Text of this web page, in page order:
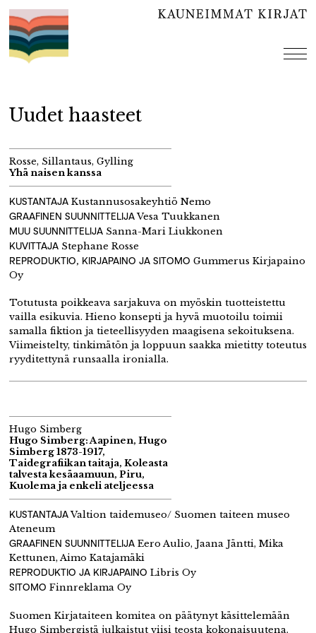
Hyppää
sisältöön
Uudet haasteet
Rosse, Sillantaus, Gylling
Yhä naisen kanssa
KUSTANTAJA Kustannusosakeyhtiö Nemo
GRAAFINEN SUUNNITTELIJAVesa Tuukkanen
MUU SUUNNITTELIJA Sanna-Mari Liukkonen
KUVITTAJA Stephane Rosse
REPRODUKTIO, KIRJAPAINO JA SITOMO Gummerus Kirjapaino
Oy
Totutusta poikkeava sarjakuva on myöskin tuotteistettu
vailla esikuvia. Hieno konsepti ja hyvä muotoilu toimii
samalla fiktion ja tieteellisyyden maagisena sekoituksena.
Viimeistelty, tinkimätön ja loppuun saakka mietitty toteutus
ryyditettynä runsaalla ironialla.
Hugo Simberg
Hugo Simberg: Aapinen, Hugo
Simberg 1873-1917,
Taidegrafiikan taitaja, Koleasta
talvesta kesäaamuun, Piru,
Kuolema ja enkeli ateljeessa
KUSTANTAJAValtion taidemuseo/ Suomen taiteen museo
Ateneum
GRAAFINEN SUUNNITTELIJA Eero Aulio, Jaana Jäntti, Mika
Kettunen, Aimo Katajamäki
REPRODUKTIO JA KIRJAPAINO Libris Oy
SITOMO Finnreklama Oy
Suomen Kirjataiteen komitea on päätynyt käsittelemään
Hugo Simbergistä julkaistut viisi teosta kokonaisuutena.